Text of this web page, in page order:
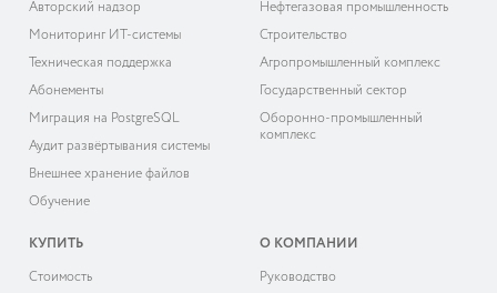
Авторский надзор
Мониторинг ИТ-системы
Техническая поддержка
Абонементы
Миграция на PostgreSQL
Аудит развёртывания системы
Внешнее хранение файлов
Обучение
Нефтегазовая промышленность
Строительство
Агропромышленный комплекс
Государственный сектор
Оборонно-промышленный
комплекс
КУПИТЬ
Cтоимость
О КОМПАНИИ
Руководство